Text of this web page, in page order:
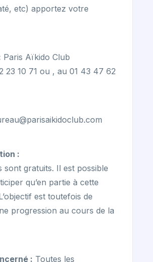
etc) apportez votre
Paris Aïkido Club
23 10 71 ou , au 01 43 47 62
:
sont gratuits. Il est possible
qu’en partie à cette
est toutefois de
progression au cours de la
: Toutes les